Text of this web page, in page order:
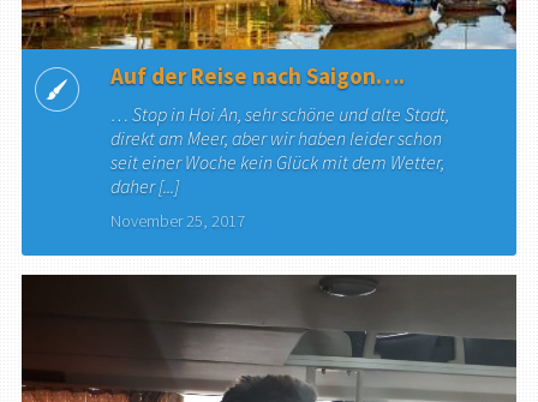
Auf der Reise nach Saigon….
… Stop in Hoi An, sehr schöne und alte Stadt,
direkt am Meer, aber wir haben leider schon
seit einer Woche kein Glück mit dem Wetter,
daher [...]
November 25, 2017